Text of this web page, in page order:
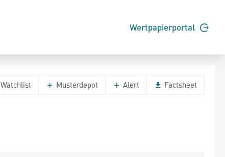
Wertpapierportal
Watchlist Musterdepot Alert Factsheet